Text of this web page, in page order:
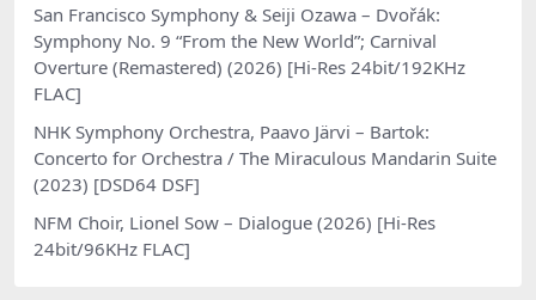
San Francisco Symphony & Seiji Ozawa – Dvořák:
Symphony No. 9 “From the New World”; Carnival
Overture (Remastered) (2026) [Hi-Res 24bit/192KHz
FLAC]
NHK Symphony Orchestra, Paavo Järvi – Bartok:
Concerto for Orchestra / The Miraculous Mandarin Suite
(2023) [DSD64 DSF]
NFM Choir, Lionel Sow – Dialogue (2026) [Hi-Res
24bit/96KHz FLAC]